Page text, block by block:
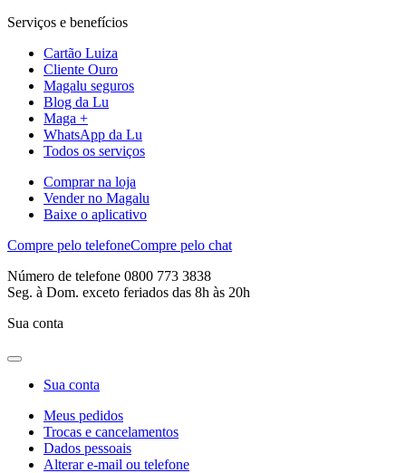
Serviços e benefícios
Cartão Luiza
Cliente Ouro
Magalu seguros
Blog da Lu
Maga +
WhatsApp da Lu
Todos os serviços
Comprar na loja
Vender no Magalu
Baixe o aplicativo
Compre pelo telefoneCompre pelo chat
Número de telefone 0800 773 3838
Seg. à Dom. exceto feriados das 8h às 20h
Sua conta
Sua conta
Meus pedidos
Trocas e cancelamentos
Dados pessoais
Alterar e-mail ou telefone